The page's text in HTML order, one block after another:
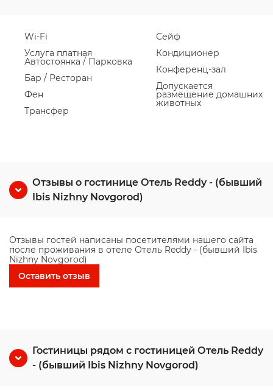
Wi-Fi
Услуга платная
Автостоянка / Парковка
Бар / Ресторан
Фен
Трансфер
Сейф
Кондиционер
Конференц-зал
Допускается
размещение домашних
животных
Отзывы о гостинице Отель Reddy - (бывший
Ibis Nizhny Novgorod)
Отзывы гостей написаны посетителями нашего сайта
после проживания в отеле Отель Reddy - (бывший Ibis
Nizhny Novgorod)
Оставить отзыв
Гостиницы рядом с гостиницей Отель Reddy
- (бывший Ibis Nizhny Novgorod)